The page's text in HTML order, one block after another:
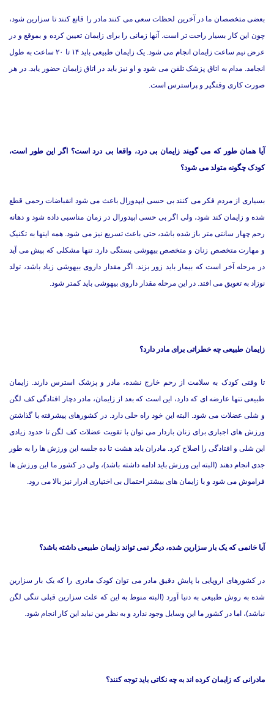
بعضی متخصصان ما در آخرین لحظات سعی می کنند مادر را قانع کنند تا سزارین شود،
چون این کار بسیار راحت تر است. آنها زمانی را برای زایمان تعیین کرده و بموقع و در
عرض نیم ساعت زایمان انجام می شود. یک زایمان طبیعی باید ۱۴ تا ۲۰ ساعت به طول
انجامد. مدام به اتاق پزشک تلفن می شود و او نیز باید در اتاق زایمان حضور یابد. در هر
صورت کاری وقتگیر و پراسترس است.
آیا همان طور که می گویند زایمان بی درد، واقعا بی درد است؟ اگر این طور است،
کودک چگونه متولد می شود؟
بسیاری از مردم فکر می کنند بی حسی ایپدورال باعث می شود انقباضات رحمی قطع
شده و زایمان کند شود، ولی اگر بی حسی اپیدورال در زمان مناسبی داده شود و دهانه
رحم چهار سانتی متر باز شده باشد، حتی باعث تسریع نیز می شود. همه اینها به تکنیک
و مهارت متخصص زنان و متخصص بیهوشی بستگی دارد. تنها مشکلی که پیش می آید
در مرحله آخر است که بیمار باید زور بزند. اگر مقدار داروی بیهوشی زیاد باشد، تولد
نوزاد به تعویق می افتد. در این مرحله مقدار داروی بیهوشی باید کمتر شود.
زایمان طبیعی چه خطراتی برای مادر دارد؟
تا وقتی کودک به سلامت از رحم خارج نشده، مادر و پزشک استرس دارند. زایمان
طبیعی تنها عارضه ای که دارد، این است که بعد از زایمان، مادر دچار افتادگی کف لگن
و شلی عضلات می شود. البته این خود راه حلی دارد. در کشورهای پیشرفته با گذاشتن
ورزش های اجباری برای زنان باردار می توان با تقویت عضلات کف لگن تا حدود زیادی
این شلی و افتادگی را اصلاح کرد. مادران باید هشت تا ده جلسه این ورزش ها را به طور
جدی انجام دهند (البته این ورزش باید ادامه داشته باشد)، ولی در کشور ما این ورزش ها
فراموش می شود و با زایمان های بیشتر احتمال بی اختیاری ادرار نیز بالا می رود.
آیا خانمی که یک بار سزارین شده، دیگر نمی تواند زایمان طبیعی داشته باشد؟
در کشورهای اروپایی با پایش دقیق مادر می توان کودک مادری را که یک بار سزارین
شده به روش طبیعی به دنیا آورد (البته منوط به این که علت سزارین قبلی تنگی لگن
نباشد)، اما در کشور ما این وسایل وجود ندارد و به نظر من نباید این کار انجام شود.
مادرانی که زایمان کرده اند به چه نکاتی باید توجه کنند؟